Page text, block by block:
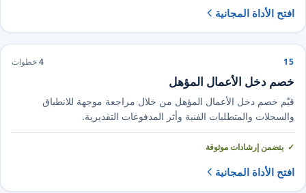
افتح الأداة المجانية
15
4خطوات
خصم دخل الأعمال المؤهل
قيّم خصم دخل الأعمال المؤهل من خلال مراجعة موجهة للانطباق
والسجلات والمتطلبات الفنية وأثر المدفوعات التقديرية.
يتضمن إرشادات موثوقة
افتح الأداة المجانية